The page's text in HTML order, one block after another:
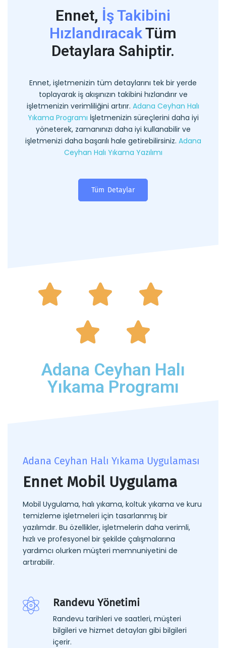
Ennet, İş Takibini
HızlandıracakTüm
Detaylara Sahiptir.
Ennet, işletmenizin tüm detaylarını tek bir yerde
toplayarak iş akışınızın takibini hızlandırır ve
işletmenizin verimliliğini artırır. Adana Ceyhan Halı
Yıkama Programı İşletmenizin süreçlerini daha iyi
yöneterek, zamanınızı daha iyi kullanabilir ve
işletmenizi daha başarılı hale getirebilirsiniz. Adana
Ceyhan Halı Yıkama Yazılımı
Tüm Detaylar
 



Adana Ceyhan Halı
Yıkama Programı
Adana Ceyhan Halı Yıkama Uygulaması
Ennet Mobil Uygulama
Mobil Uygulama, halı yıkama, koltuk yıkama ve kuru
temizleme işletmeleri için tasarlanmış bir
yazılımdır. Bu özellikler, işletmelerin daha verimli,
hızlı ve profesyonel bir şekilde çalışmalarına
yardımcı olurken müşteri memnuniyetini de
artırabilir.
Randevu Yönetimi
Randevu tarihleri ve saatleri, müşteri
bilgileri ve hizmet detayları gibi bilgileri
içerir.